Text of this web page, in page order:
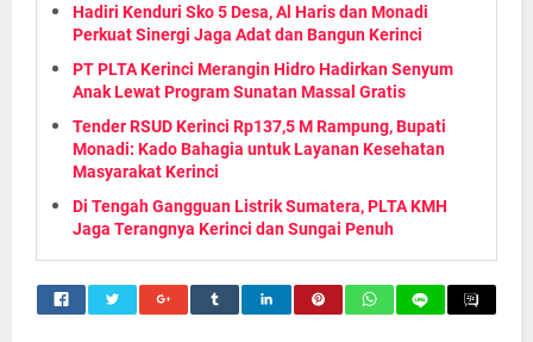
Hadiri Kenduri Sko 5 Desa, Al Haris dan Monadi
Perkuat Sinergi Jaga Adat dan Bangun Kerinci
PT PLTA Kerinci Merangin Hidro Hadirkan Senyum
Anak Lewat Program Sunatan Massal Gratis
Tender RSUD Kerinci Rp137,5 M Rampung, Bupati
Monadi: Kado Bahagia untuk Layanan Kesehatan
Masyarakat Kerinci
Di Tengah Gangguan Listrik Sumatera, PLTA KMH
Jaga Terangnya Kerinci dan Sungai Penuh